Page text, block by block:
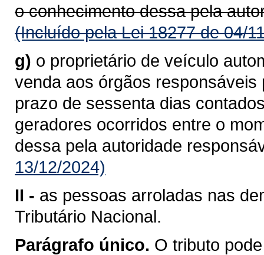
o conhecimento dessa pela
(Incluído pela Lei 18277 de 04/
g) o proprietário de veículo
venda aos órgãos
prazo de sessenta dias
geradores ocorridos entre o
dessa pela autoridade
13/12/2024)
II - as pessoas arroladas nas
Tributário Nacional.
Parágrafo único. O tributo